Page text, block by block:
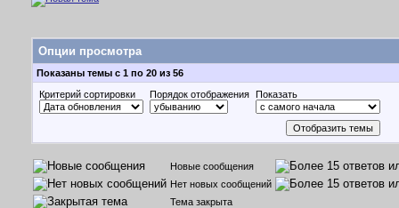
Опции просмотра
Показаны темы с 1 по 20 из 56
Критерий сортировки
Порядок отображения Показать
Новые сообщения
Нет новых сообщений
Тема закрыта